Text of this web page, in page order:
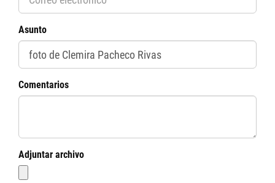
Asunto
Comentarios
Adjuntar archivo